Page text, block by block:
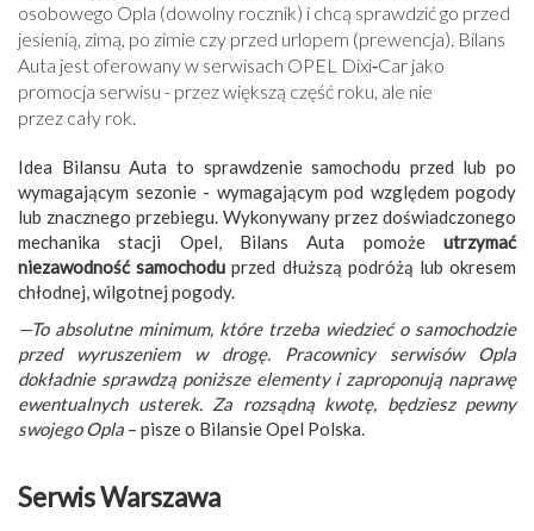
osobowego Opla (dowolny rocznik) i chcą sprawdzić go przed
jesienią, zimą, po zimie czy przed urlopem (prewencja). Bilans
Auta jest oferowany w serwisach OPEL Dixi‑Car jako
promocja serwisu - przez większą część roku, ale nie
przez cały rok.
Idea Bilansu Auta to sprawdzenie samochodu przed lub po
wymagającym sezonie - wymagającym pod względem pogody
lub znacznego przebiegu. Wykonywany przez doświadczonego
mechanika stacji Opel, Bilans Auta pomoże utrzymać
niezawodność samochodu przed dłuższą podróżą lub okresem
chłodnej, wilgotnej pogody.
—To absolutne minimum, które trzeba wiedzieć o samochodzie
przed wyruszeniem w drogę. Pracownicy serwisów Opla
dokładnie sprawdzą poniższe elementy i zaproponują naprawę
ewentualnych usterek. Za rozsądną kwotę, będziesz pewny
swojego Opla – pisze o Bilansie Opel Polska.
Serwis Warszawa